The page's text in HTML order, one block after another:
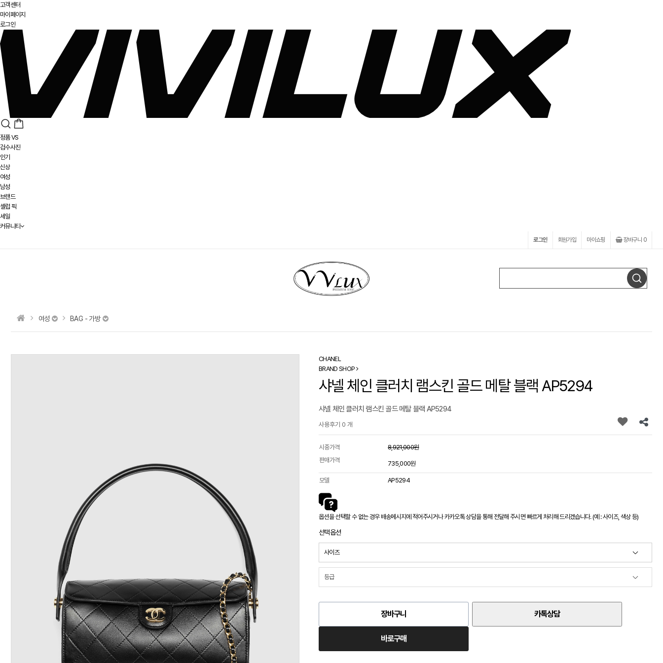
고객센터
마이페이지
로그인
정품 VS
검수사진
인기
신상
여성
남성
브랜드
셀럽 픽
세일
커뮤니티
장바구니 0
마이쇼핑
회원가입
로그인
여성 BAG - 가방
CHANEL
BRAND SHOP
샤넬 체인 클러치 램스킨 골드 메탈 블랙 AP5294
샤넬 체인 클러치 램스킨 골드 메탈 블랙 AP5294
사용후기 0 개
시중가격
8,921,000원
판매가격
735,000원
모델 AP5294
옵션을 선택할 수 없는 경우 배송메시지에 적어주시거나 카카오톡 상담을 통해 전달해 주시면 빠르게 처리해 드리겠습니다. (예 : 사이즈, 색상 등)
선택옵션
장바구니 카톡상담
바로구매